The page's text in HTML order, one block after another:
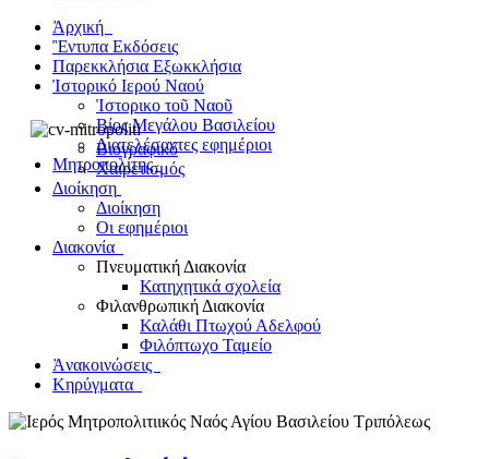
Ἀρχική
Ἒντυπα Εκδόσεις
Παρεκκλήσια Εξωκκλήσια
Ἰστορικό Ιερού Ναού
Ἰστορικο τοῦ Ναοῦ
Βίος Μεγάλου Βασιλείου
Διατελέσαντες εφημέριοι
Μητροπολίτης
Βιογραφικό
Χαιρετισμός
Διοίκηση
Διοίκηση
Οι εφημέριοι
Διακονία
Πνευματική Διακονία
Κατηχητικά σχολεία
Φιλανθρωπική Διακονία
Καλάθι Πτωχού Αδελφού
Φιλόπτωχο Ταμείο
Ἀνακοινώσεις
Κηρύγματα